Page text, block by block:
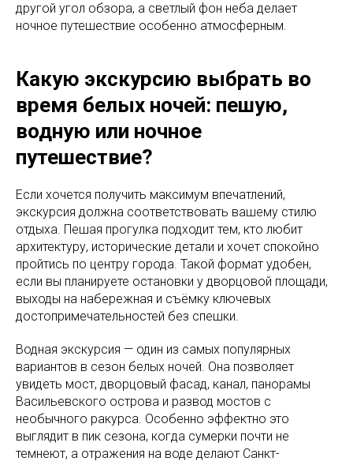
другой угол обзора, а светлый фон неба делает
ночное путешествие особенно атмосферным.
Какую экскурсию выбрать во
время белых ночей: пешую,
водную или ночное
путешествие?
Если хочется получить максимум впечатлений,
экскурсия должна соответствовать вашему стилю
отдыха. Пешая прогулка подходит тем, кто любит
архитектуру, исторические детали и хочет спокойно
пройтись по центру города. Такой формат удобен,
если вы планируете остановки у дворцовой площади,
выходы на набережная и съёмку ключевых
достопримечательностей без спешки.
Водная экскурсия — один из самых популярных
вариантов в сезон белых ночей. Она позволяет
увидеть мост, дворцовый фасад, канал, панорамы
Васильевского острова и развод мостов с
необычного ракурса. Особенно эффектно это
выглядит в пик сезона, когда сумерки почти не
темнеют, а отражения на воде делают Санкт-